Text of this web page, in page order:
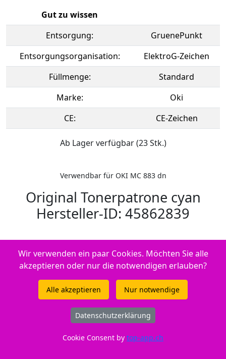
Gut zu wissen
Entsorgung:
GruenePunkt
Entsorgungsorganisation:
ElektroG-Zeichen
Füllmenge:
Standard
Marke:
Oki
CE:
CE-Zeichen
Ab Lager verfügbar (23 Stk.)
Verwendbar für OKI MC 883 dn
Original Tonerpatrone cyan
Hersteller-ID: 45862839
ID: 212815
Wir verwenden ein paar Cookies. Möchten Sie alle
akzeptieren oder nur die notwendigen erlauben?
Alle akzeptieren Nur notwendige
Datenschutzerklärung
Cookie Consent by top-app.ch